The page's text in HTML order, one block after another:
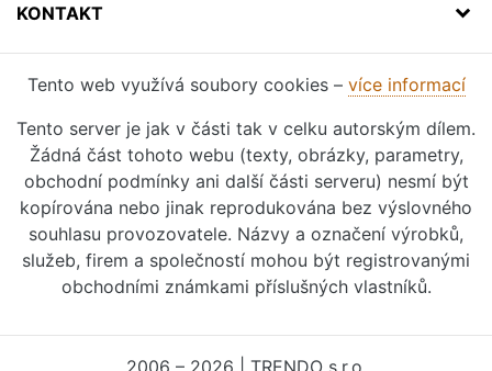
KONTAKT
Tento web využívá soubory cookies – více informací
Tento server je jak v části tak v celku autorským dílem.
Žádná část tohoto webu (texty, obrázky, parametry,
obchodní podmínky ani další části serveru) nesmí být
kopírována nebo jinak reprodukována bez výslovného
souhlasu provozovatele. Názvy a označení výrobků,
služeb, firem a společností mohou být registrovanými
obchodními známkami příslušných vlastníků.
2006 – 2026 | TRENDO s.r.o.